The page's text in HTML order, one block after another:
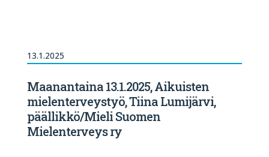
13.1.2025
Maanantaina 13.1.2025, Aikuisten
mielenterveystyö, Tiina Lumijärvi,
päällikkö/Mieli Suomen
Mielenterveys ry